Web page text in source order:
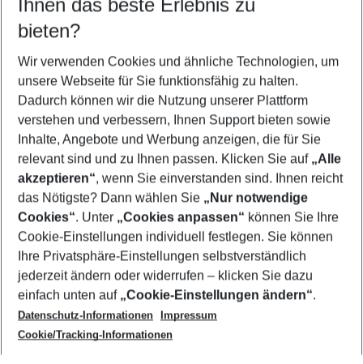
12.08.26– 10.08.27 5-8 Nächte
2 Erwachsene Keine Kinder
Mehr Filter anzeigen
Footer
Footer navigation
Über uns
AGB
Cookie-Einstellungen ändern
Cookie-Richtlinie
Datenschutz
Service & Hilfe
Barrierefreies Reisen
Check-in
Folgen Sie uns
Ihnen das beste Erlebnis zu
bieten?
Wir verwenden Cookies und ähnliche Technologien, um
unsere Webseite für Sie funktionsfähig zu halten.
Dadurch können wir die Nutzung unserer Plattform
verstehen und verbessern, Ihnen Support bieten sowie
Inhalte, Angebote und Werbung anzeigen, die für Sie
relevant sind und zu Ihnen passen. Klicken Sie auf „Alle
akzeptieren“, wenn Sie einverstanden sind. Ihnen reicht
das Nötigste? Dann wählen Sie „Nur notwendige
Cookies“. Unter „Cookies anpassen“ können Sie Ihre
Cookie-Einstellungen individuell festlegen. Sie können
Ihre Privatsphäre-Einstellungen selbstverständlich
jederzeit ändern oder widerrufen – klicken Sie dazu
einfach unten auf „Cookie-Einstellungen ändern“.
Datenschutz-Informationen
Impressum
Cookie/Tracking-Informationen